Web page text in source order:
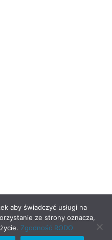
aby świadczyć usługi na
ze strony oznacza,
Zgodność RODO